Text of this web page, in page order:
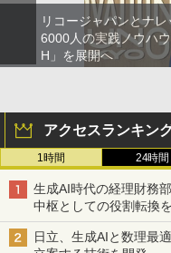
リコージャパンとナ
6000人の実践ノウハ
H」を展開へ
アクセスランキン
1時間 24時間
生成AI時代の経理財務
中枢としての役割転換を
日立、生成AIと数理最